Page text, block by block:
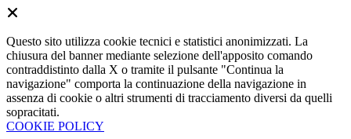
Questo sito utilizza cookie tecnici e statistici anonimizzati. La
chiusura del banner mediante selezione dell'apposito comando
contraddistinto dalla X o tramite il pulsante "Continua la
navigazione" comporta la continuazione della navigazione in
assenza di cookie o altri strumenti di tracciamento diversi da quelli
sopracitati.
COOKIE POLICY